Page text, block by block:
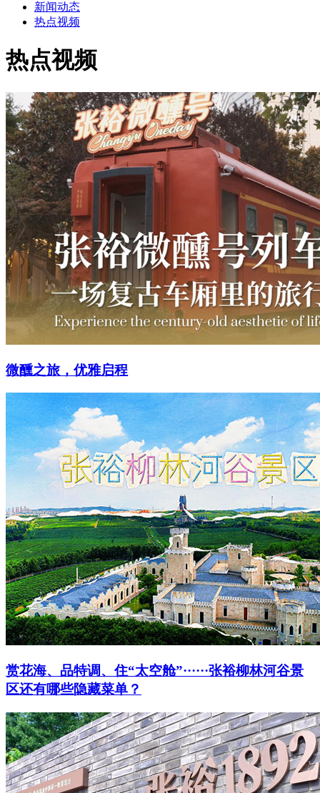
新闻动态
热点视频
热点视频
微醺之旅，优雅启程
赏花海、品特调、住“太空舱”······张裕柳林河谷景
区还有哪些隐藏菜单？